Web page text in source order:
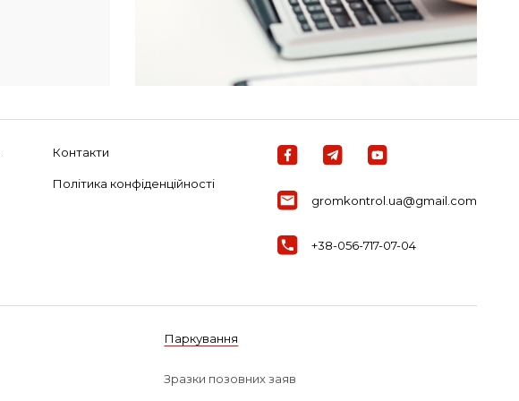
Контакти
Політика конфіденційності
gromkontrol.ua@gmail.com
+38-056-717-07-04
Паркування
Зразки позовних заяв